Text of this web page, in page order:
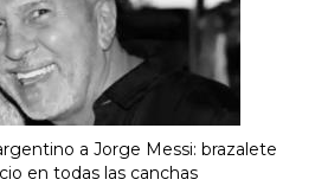
a Jorge Messi: brazalete
en todas las canchas